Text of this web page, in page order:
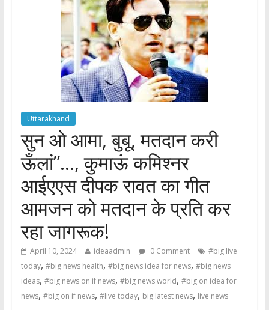
Uttarakhand
सुन ओ आमा, बुबू, मतदान करी
ऊँलां”…, कुमाऊं कमिश्नर
आईएएस दीपक रावत का गीत
आमजन को मतदान के प्रति कर
रहा जागरूक!
April 10, 2024 ideaadmin 0 Comment
#big live
today, #big news health, #big news idea for news, #big news
ideas, #big news on if news, #big news world, #big on idea for
news, #big on if news, #live today, big latest news, live news